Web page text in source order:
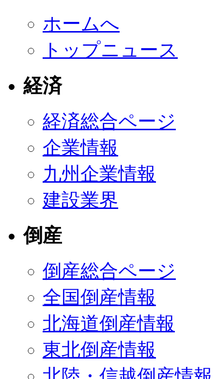
ホームへ
トップニュース
経済
経済総合ページ
企業情報
九州企業情報
建設業界
倒産
倒産総合ページ
全国倒産情報
北海道倒産情報
東北倒産情報